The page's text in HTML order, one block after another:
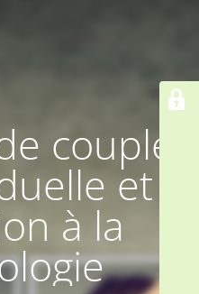
couple
et
à la